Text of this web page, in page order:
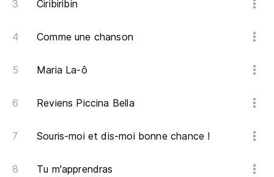
Ciribiribin
Comme une chanson
Maria La-ô
Reviens Piccina Bella
Souris-moi et dis-moi bonne chance !
Tu m'apprendras